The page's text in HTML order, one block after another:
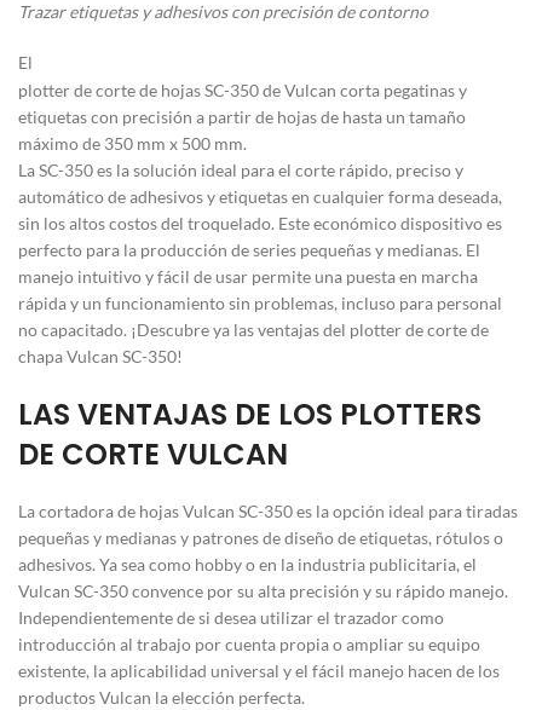
Trazar etiquetas y adhesivos con precisión de contorno
El
plotter de corte de hojas SC-350 de Vulcan corta pegatinas y
etiquetas con precisión a partir de hojas de hasta un tamaño
máximo de 350 mm x 500 mm.
La SC-350 es la solución ideal para el corte rápido, preciso y
automático de adhesivos y etiquetas en cualquier forma deseada,
sin los altos costos del troquelado. Este económico dispositivo es
perfecto para la producción de series pequeñas y medianas. El
manejo intuitivo y fácil de usar permite una puesta en marcha
rápida y un funcionamiento sin problemas, incluso para personal
no capacitado. ¡Descubre ya las ventajas del plotter de corte de
chapa Vulcan SC-350!
LAS VENTAJAS DE LOS PLOTTERS
DE CORTE VULCAN
La cortadora de hojas Vulcan SC-350 es la opción ideal para tiradas
pequeñas y medianas y patrones de diseño de etiquetas, rótulos o
adhesivos. Ya sea como hobby o en la industria publicitaria, el
Vulcan SC-350 convence por su alta precisión y su rápido manejo.
Independientemente de si desea utilizar el trazador como
introducción al trabajo por cuenta propia o ampliar su equipo
existente, la aplicabilidad universal y el fácil manejo hacen de los
productos Vulcan la elección perfecta.